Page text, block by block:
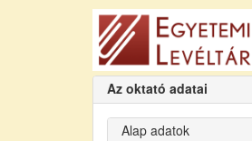
Az oktató adatai
Alap adatok